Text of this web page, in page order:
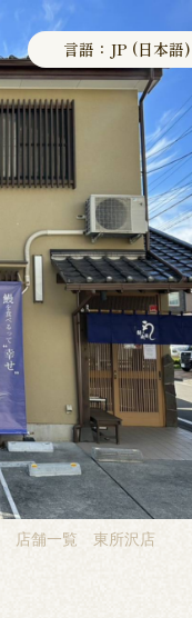
言語：JP (日本語)
店舗一覧 東所沢店